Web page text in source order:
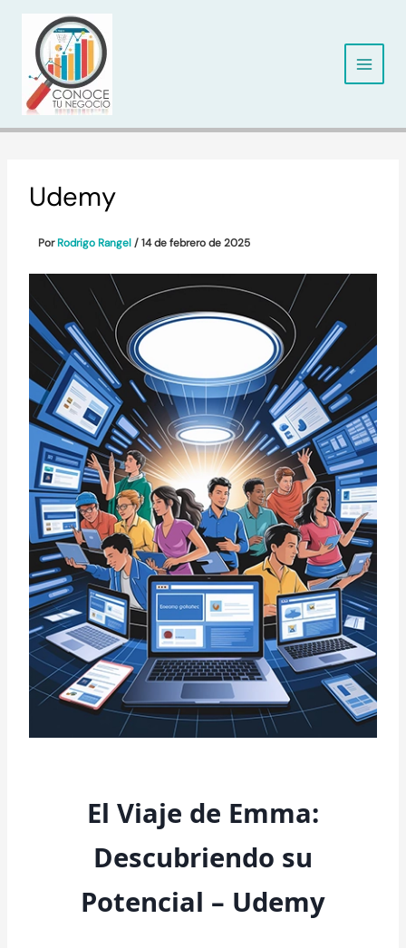
contenido
Udemy
PorRodrigo Rangel/14 de febrero de 2025
El Viaje de Emma:
Descubriendo su
Potencial – Udemy